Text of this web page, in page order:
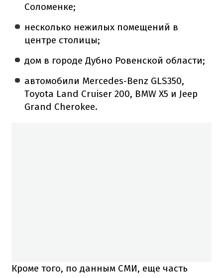
Соломенке;
несколько нежилых помещений в
центре столицы;
дом в городе Дубно Ровенской области;
автомобили Mercedes-Benz GLS350,
Toyota Land Cruiser 200, BMW X5 и Jeep
Grand Cherokee.
Кроме того, по данным СМИ, еще часть